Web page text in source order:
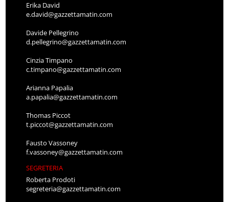
Erika David
e.david@gazzettamatin.com
Davide Pellegrino
d.pellegrino@gazzettamatin.com
Cinzia Timpano
c.timpano@gazzettamatin.com
Arianna Papalia
a.papalia@gazzettamatin.com
Thomas Piccot
t.piccot@gazzettamatin.com
Fausto Vassoney
f.vassoney@gazzettamatin.com
SEGRETERIA
Roberta Prodoti
segreteria@gazzettamatin.com